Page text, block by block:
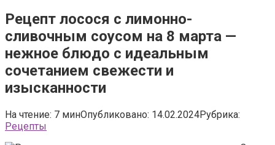
Рецепт лосося с лимонно-
сливочным соусом на 8 марта —
нежное блюдо с идеальным
сочетанием свежести и
изысканности
На чтение: 7 минОпубликовано: 14.02.2024Рубрика:
Рецепты